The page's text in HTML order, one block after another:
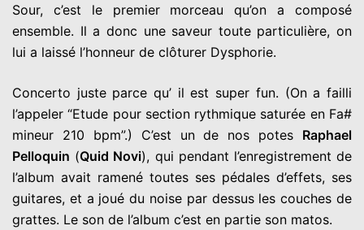
Sour, c’est le premier morceau qu’on a composé
ensemble. Il a donc une saveur toute particulière, on
lui a laissé l’honneur de clôturer Dysphorie.
Concerto juste parce qu’ il est super fun. (On a failli
l’appeler “Etude pour section rythmique saturée en Fa#
mineur 210 bpm”.) C’est un de nos potes Raphael
Pelloquin (Quid Novi), qui pendant l’enregistrement de
l’album avait ramené toutes ses pédales d’effets, ses
guitares, et a joué du noise par dessus les couches de
grattes. Le son de l’album c’est en partie son matos.